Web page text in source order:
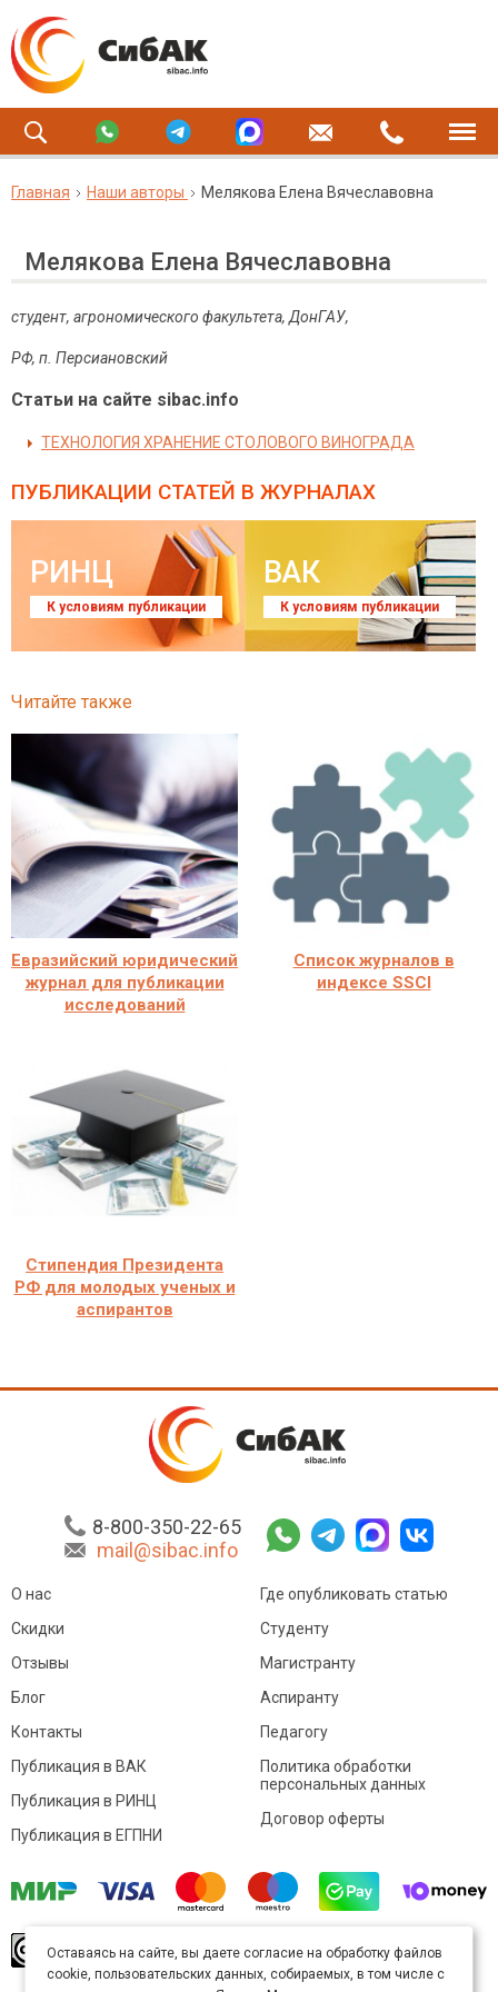
Главная Наши авторы Мелякова Елена Вячеславовна
Мелякова Елена Вячеславовна
студент, агрономического факультета, ДонГАУ,
РФ, п. Персиановский
Статьи на сайте sibac.info
ТЕХНОЛОГИЯ ХРАНЕНИЕ СТОЛОВОГО ВИНОГРАДА
ПУБЛИКАЦИИ СТАТЕЙ В ЖУРНАЛАХ
РИНЦ
К условиям публикации
ВАК
К условиям публикации
Читайте также
Евразийский юридический
журнал для публикации
исследований
Список журналов в
индексе SSCI
Стипендия Президента
РФ для молодых ученых и
аспирантов
8-800-350-22-65
mail@sibac.info
О нас
Скидки
Отзывы
Блог
Контакты
Где опубликовать статью
Студенту
Магистранту
Аспиранту
Педагогу
Публикация в ВАК
Публикация в РИНЦ
Публикация в ЕГПНИ
Политика обработки
персональных данных
Договор оферты
произведение доступно полицензии Creative
Commons «Attribution» («Атрибуция») 4.0
Оставаясь на сайте, вы даете согласие на обработку файлов
cookie, пользовательских данных, собираемых, в том числе с